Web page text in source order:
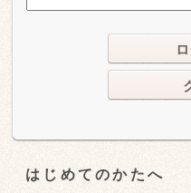
はじめてのかたへ